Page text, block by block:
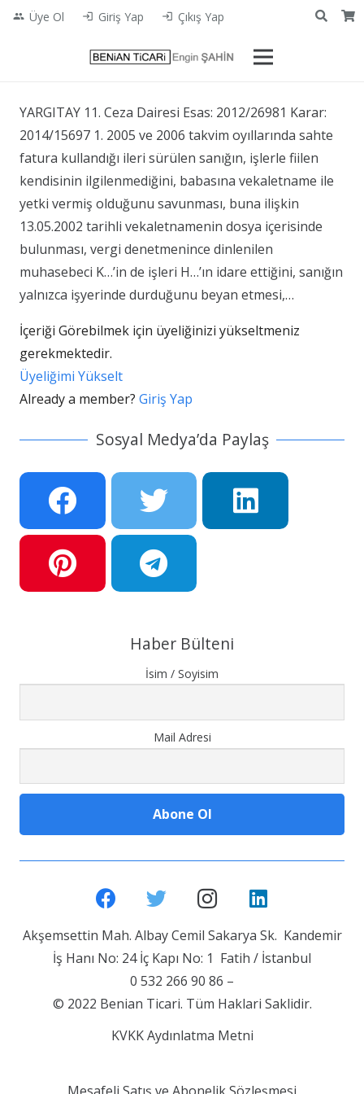
people Üye Ol login Giriş Yap login Çıkış Yap
YARGITAY 11. Ceza Dairesi Esas: 2012/26981 Karar:
2014/15697 1. 2005 ve 2006 takvim oyıllarında sahte
fatura kullandığı ileri sürülen sanığın, işlerle fiilen
kendisinin ilgilenmediğini, babasına vekaletname ile
yetki vermiş olduğunu savunması, buna ilişkin
13.05.2002 tarihli vekaletnamenin dosya içerisinde
bulunması, vergi denetmenince dinlenilen
muhasebeci K…’in de işleri H…’ın idare ettiğini, sanığın
yalnızca işyerinde durduğunu beyan etmesi,…
İçeriği Görebilmek için üyeliğinizi yükseltmeniz
gerekmektedir.
Üyeliğimi Yükselt
Already a member? Giriş Yap
Sosyal Medya’da Paylaş
Haber Bülteni
İsim / Soyisim
Mail Adresi
Akşemsettin Mah. Albay Cemil Sakarya Sk. Kandemir
İş Hanı No: 24 İç Kapı No: 1 Fatih / İstanbul
0 532 266 90 86 –
© 2022 Benian Ticari. Tüm Haklari Saklidir.
KVKK Aydınlatma Metni